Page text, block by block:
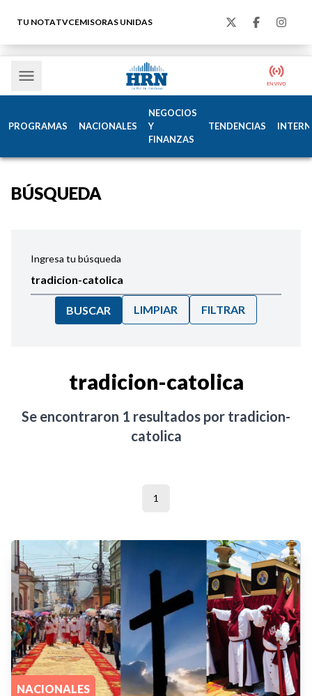
TU NOTATVCEMISORAS UNIDAS
PROGRAMAS NACIONALES
NEGOCIOS
Y
FINANZAS
TENDENCIAS
BÚSQUEDA
Ingresa tu búsqueda
BUSCAR LIMPIAR FILTRAR
tradicion-catolica
Se encontraron 1 resultados por tradicion-
catolica
1
NACIONALES